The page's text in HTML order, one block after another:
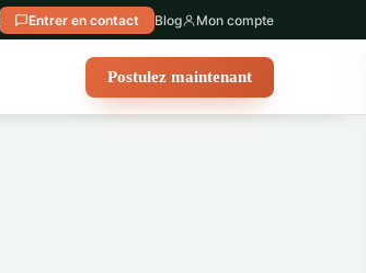
Entrer en contact Blog Mon compte
Postulez maintenant